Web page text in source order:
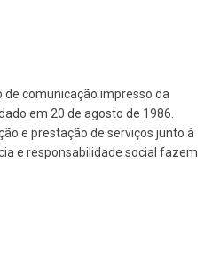
de comunicação impresso da
em 20 de agosto de 1986.
e prestação de serviços junto à
e responsabilidade social fazem